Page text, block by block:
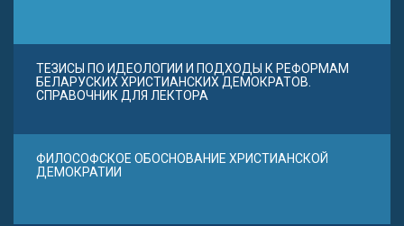
ТЕЗИСЫ ПО ИДЕОЛОГИИ И ПОДХОДЫ К РЕФОРМАМ
БЕЛАРУСКИХ ХРИСТИАНСКИХ ДЕМОКРАТОВ.
СПРАВОЧНИК ДЛЯ ЛЕКТОРА
ФИЛОСОФСКОЕ ОБОСНОВАНИЕ ХРИСТИАНСКОЙ
ДЕМОКРАТИИ